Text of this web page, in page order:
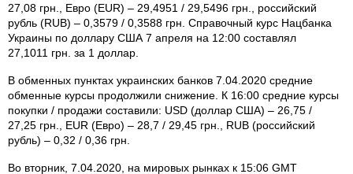
27,08 грн., Евро (EUR) – 29,4951 / 29,5496 грн., российский
рубль (RUB) – 0,3579 / 0,3588 грн. Справочный курс Нацбанка
Украины по доллару США 7 апреля на 12:00 составлял
27,1011 грн. за 1 доллар.
В обменных пунктах украинских банков 7.04.2020 средние
обменные курсы продолжили снижение. К 16:00 средние курсы
покупки / продажи составили: USD (доллар США) – 26,75 /
27,25 грн., EUR (Евро) – 28,7 / 29,45 грн., RUB (российский
рубль) – 0,32 / 0,36 грн.
Во вторник, 7.04.2020, на мировых рынках к 15:06 GMT